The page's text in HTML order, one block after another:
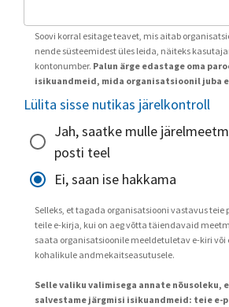
Soovi korral esitage teavet, mis aitab
nende süsteemidest üles leida, näiteks
kontonumber. Palun ärge edastage oma
isikuandmeid, mida organisatsioonil juba
Lülita sisse nutikas järelkontroll
Jah, saatke mulle
posti teel
Ei, saan ise hakkama
Selleks, et tagada organisatsiooni vastavus
teile e-kirja, kui on aeg võtta täiendavaid
saata organisatsioonile meeldetuletav e-kiri või
kohalikule andmekaitseasutusele.
Selle valiku valimisega annate nõusoleku,
salvestame järgmisi isikuandmeid: teie e-